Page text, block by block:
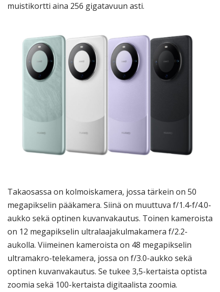
muistikortti aina 256 gigatavuun asti.
Takaosassa on kolmoiskamera, jossa tärkein on 50
megapikselin pääkamera. Siinä on muuttuva f/1.4-f/4.0-
aukko sekä optinen kuvanvakautus. Toinen kameroista
on 12 megapikselin ultralaajakulmakamera f/2.2-
aukolla. Viimeinen kameroista on 48 megapikselin
ultramakro-telekamera, jossa on f/3.0-aukko sekä
optinen kuvanvakautus. Se tukee 3,5-kertaista optista
zoomia sekä 100-kertaista digitaalista zoomia.